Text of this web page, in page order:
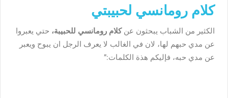
كلام رومانسي لحبيبتي
الكثير من الشباب يبحثون عنكلام رومانسي للحبيبة، حتي يعبروا
عن مدي حبهم لها، لان في الغالب لا يعرف الرجل ان يبوح ويعبر
عن مدي حبه، فإليكم هذة الكلمات:”